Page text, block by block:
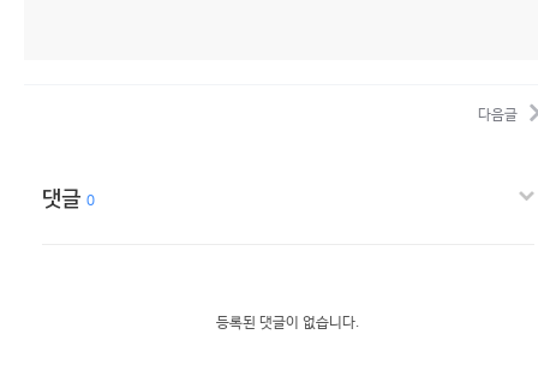
다음글
댓글 0
등록된 댓글이 없습니다.